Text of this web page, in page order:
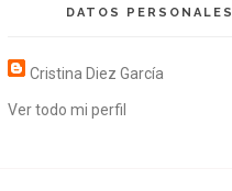
DATOS PERSONALES
Cristina Diez García
Ver todo mi perfil